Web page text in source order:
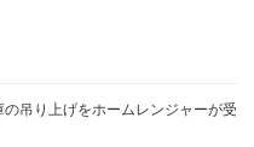
吊り上げをホームレンジャーが受